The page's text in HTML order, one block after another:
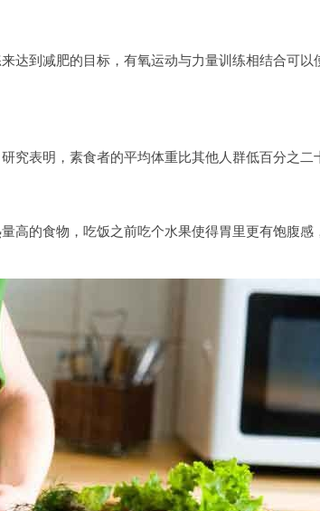
达到减肥的目标，有氧运动与力量训练相结合可以
究表明，素食者的平均体重比其他人群低百分之二
高的食物，吃饭之前吃个水果使得胃里更有饱腹感